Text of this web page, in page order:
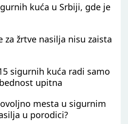
kuća u Srbiji, gde je
za žrtve nasilja nisu zaista
sigurnih kuća radi samo
upitna
mesta u sigurnim
u porodici?